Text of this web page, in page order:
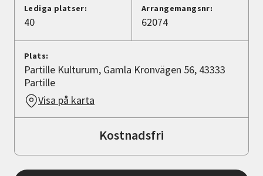
Lediga platser:
40
Arrangemangsnr:
62074
Plats:
Partille Kulturum, Gamla Kronvägen 56, 43333
Partille
Visa på karta
Kostnadsfri